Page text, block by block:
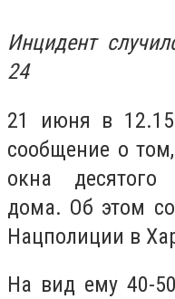
Инцидент
24
21 июня в
сообщение о
окна десятого
дома. Об этом
Нацполиции в
На вид ему 40-